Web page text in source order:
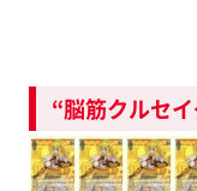
“脳筋クルセ